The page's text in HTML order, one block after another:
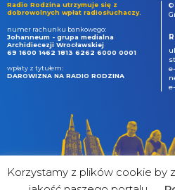
Radio Rodzina utrzymuje się z
dobrowolnych wpłat radiosłuchaczy.
numer rachunku bankowego:
Johanneum - grupa medialna
Archidiecezji Wrocławskiej
69 1600 1462 1813 6262 6000 0001
wpłaty z tytułem:
DAROWIZNA NA RADIO RODZINA
©
Korzystamy z plików cookie by